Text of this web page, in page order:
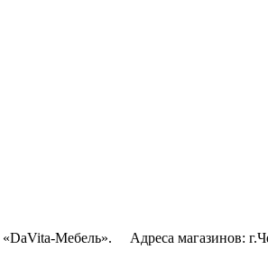
Мебель». Адреса магазинов: